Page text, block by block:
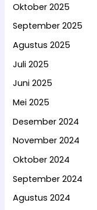
Oktober 2025
September 2025
Agustus 2025
Juli 2025
Juni 2025
Mei 2025
Desember 2024
November 2024
Oktober 2024
September 2024
Agustus 2024